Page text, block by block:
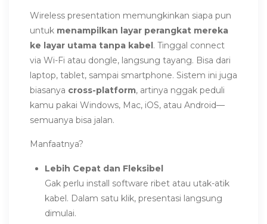
Wireless presentation memungkinkan siapa pun
untuk menampilkan layar perangkat mereka
ke layar utama tanpa kabel. Tinggal connect
via Wi-Fi atau dongle, langsung tayang. Bisa dari
laptop, tablet, sampai smartphone. Sistem ini juga
biasanya cross-platform, artinya nggak peduli
kamu pakai Windows, Mac, iOS, atau Android—
semuanya bisa jalan.
Manfaatnya?
Lebih Cepat dan Fleksibel
Gak perlu install software ribet atau utak-atik
kabel. Dalam satu klik, presentasi langsung
dimulai.